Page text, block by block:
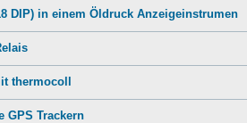
DIP) in einem Öldruck Anzeigeinstrumen
thermocoll
GPS Trackern